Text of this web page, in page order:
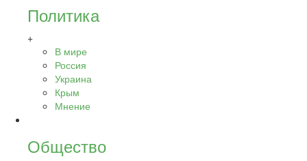
Политика
+
В мире
Россия
Украина
Крым
Мнение
Общество